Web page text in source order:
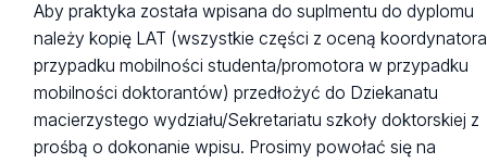
Aby praktyka została wpisana do suplmentu do dyplomu
należy kopię LAT (wszystkie części z oceną
przypadku mobilności studenta/promotora w przypadku
mobilności doktorantów) przedłożyć do Dziekanatu
macierzystego wydziału/Sekretariatu szkoły doktorskiej z
prośbą o dokonanie wpisu. Prosimy powołać się na